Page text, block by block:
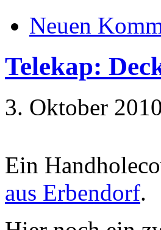
Neuen
Telekap:
3. Oktober 2010
Ein
aus Erbendorf.